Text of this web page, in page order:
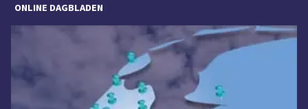
ONLINE DAGBLADEN